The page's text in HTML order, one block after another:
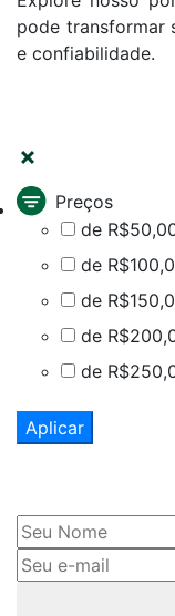
pode transformar
e confiabilidade.
Preços
de
de
de
de
de
Aplicar